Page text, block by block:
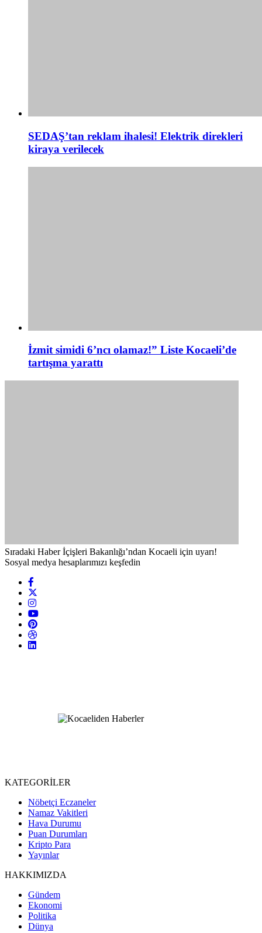
SEDAŞ’tan reklam ihalesi! Elektrik direkleri
kiraya verilecek
İzmit simidi 6’ncı olamaz!” Liste Kocaeli’de
tartışma yarattı
Sıradaki Haber İçişleri Bakanlığı’ndan Kocaeli için uyarı!
Sosyal medya hesaplarımızı keşfedin
KATEGORİLER
Nöbetçi Eczaneler
Namaz Vakitleri
Hava Durumu
Puan Durumları
Kripto Para
Yayınlar
HAKKIMIZDA
Gündem
Ekonomi
Politika
Dünya